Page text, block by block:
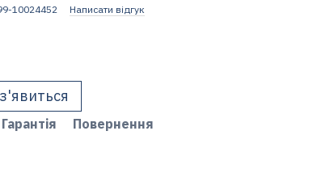
10024452 Написати відгук
Гарантія
Повернення